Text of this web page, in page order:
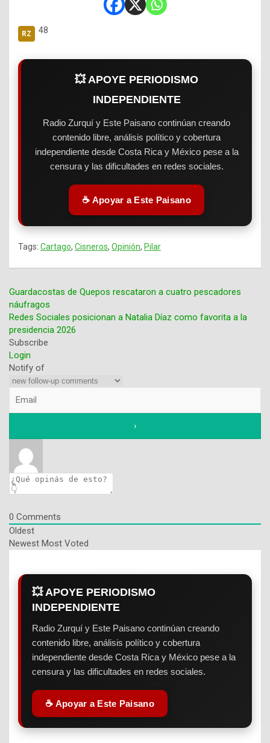
48
💥 APOYE PERIODISMO
INDEPENDIENTE
Radio Zurquí y Este Paisano continúan creando
contenido libre, análisis político y cobertura
independiente desde Costa Rica y México pese a la
censura y las dificultades en redes sociales.
☕ Apoyar a Este Paisano
Tags: Cartago, Cisneros, Opinión, Pilar
Navegación
de
entradas
Guardacostas de Quepos rescataron a cuatro pescadores
náufragos
Redes Sociales posicionan a Natalia Díaz como favorita a la
presidencia 2026
Subscribe
Login
Notify of
0 Comments
Oldest
Newest Most Voted
💥 APOYE PERIODISMO
INDEPENDIENTE
Radio Zurquí y Este Paisano continúan creando
contenido libre, análisis político y cobertura
independiente desde Costa Rica y México pese a la
censura y las dificultades en redes sociales.
☕ Apoyar a Este Paisano